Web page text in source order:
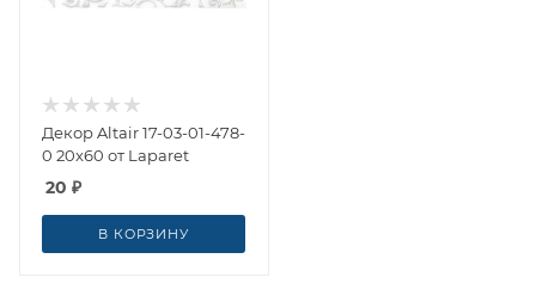
Декор Altair 17-03-01-478-
0 20x60 от Laparet
20 ₽
В КОРЗИНУ